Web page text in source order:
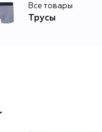
Все товары
Трусы